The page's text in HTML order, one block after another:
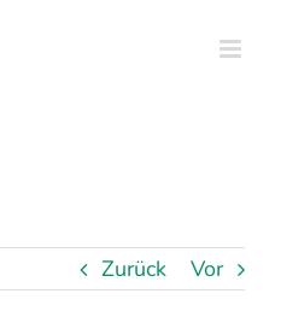
Zurück Vor